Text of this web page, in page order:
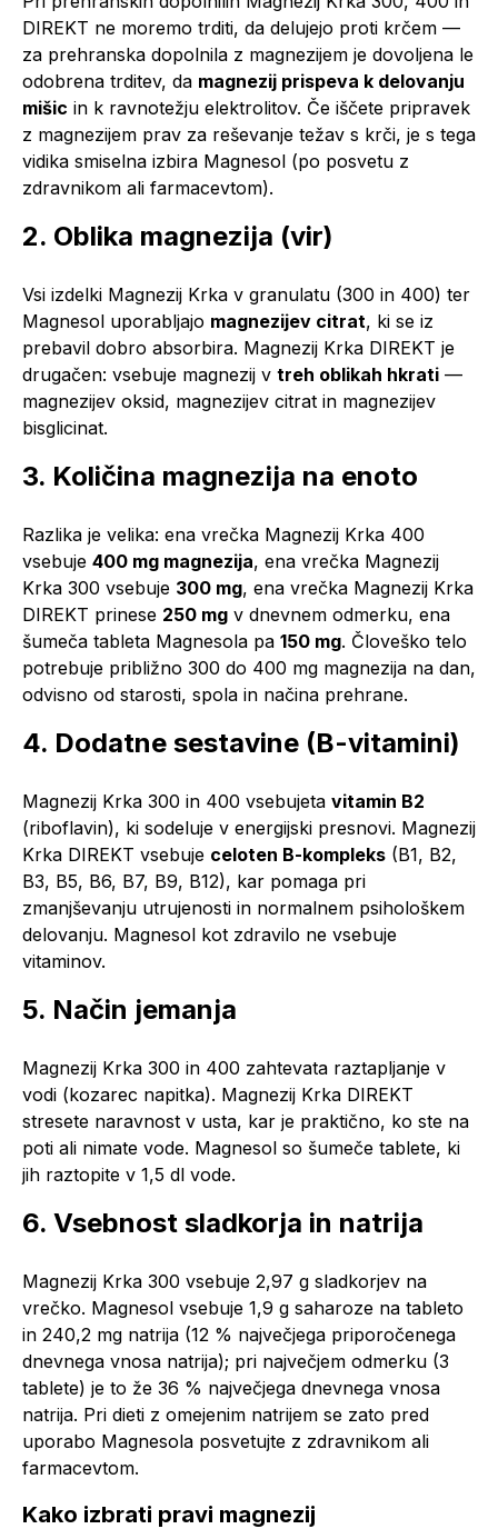
DIREKT ne moremo trditi, da delujejo proti krčem —
za prehranska dopolnila z magnezijem je dovoljena le
odobrena trditev, da magnezij prispeva k delovanju
mišic in k ravnotežju elektrolitov. Če iščete pripravek
z magnezijem prav za reševanje težav s krči, je s tega
vidika smiselna izbira Magnesol (po posvetu z
zdravnikom ali farmacevtom).
2. Oblika magnezija (vir)
Vsi izdelki Magnezij Krka v granulatu (300 in 400) ter
Magnesol uporabljajo magnezijev citrat, ki se iz
prebavil dobro absorbira. Magnezij Krka DIREKT je
drugačen: vsebuje magnezij v treh oblikah hkrati —
magnezijev oksid, magnezijev citrat in magnezijev
bisglicinat.
3. Količina magnezija na enoto
Razlika je velika: ena vrečka Magnezij Krka 400
vsebuje 400 mg magnezija, ena vrečka Magnezij
Krka 300 vsebuje 300 mg, ena vrečka Magnezij Krka
DIREKT prinese 250 mg v dnevnem odmerku, ena
šumeča tableta Magnesola pa 150 mg. Človeško telo
potrebuje približno 300 do 400 mg magnezija na dan,
odvisno od starosti, spola in načina prehrane.
4. Dodatne sestavine (B-vitamini)
Magnezij Krka 300 in 400 vsebujeta vitamin B2
(riboflavin), ki sodeluje v energijski presnovi. Magnezij
Krka DIREKT vsebuje celoten B-kompleks (B1, B2,
B3, B5, B6, B7, B9, B12), kar pomaga pri
zmanjševanju utrujenosti in normalnem psihološkem
delovanju. Magnesol kot zdravilo ne vsebuje
vitaminov.
5. Način jemanja
Magnezij Krka 300 in 400 zahtevata raztapljanje v
vodi (kozarec napitka). Magnezij Krka DIREKT
stresete naravnost v usta, kar je praktično, ko ste na
poti ali nimate vode. Magnesol so šumeče tablete, ki
jih raztopite v 1,5 dl vode.
6. Vsebnost sladkorja in natrija
Magnezij Krka 300 vsebuje 2,97 g sladkorjev na
vrečko. Magnesol vsebuje 1,9 g saharoze na tableto
in 240,2 mg natrija (12 % največjega priporočenega
dnevnega vnosa natrija); pri največjem odmerku (3
tablete) je to že 36 % največjega dnevnega vnosa
natrija. Pri dieti z omejenim natrijem se zato pred
uporabo Magnesola posvetujte z zdravnikom ali
farmacevtom.
Kako izbrati pravi magnezij